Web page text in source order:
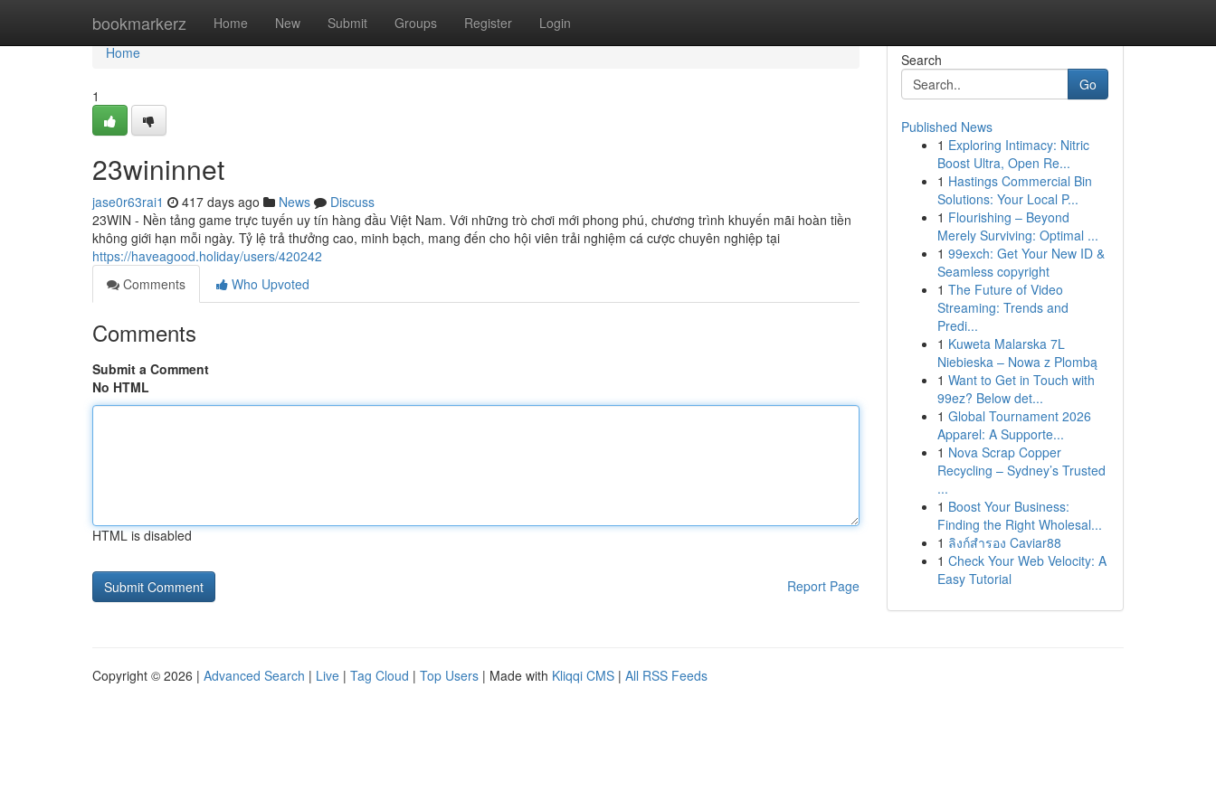
bookmarkerz Home New Submit Groups Register Login
Home
Home
1
23wininnet
jase0r63rai1 417 days ago News
Discuss
23WIN - Nền tảng game trực tuyến uy tín hàng đầu Việt Nam. Với những trò chơi mới phong phú, chương trình khuyến mãi hoàn tiền
không giới hạn mỗi ngày. Tỷ lệ trả thưởng cao, minh bạch, mang đến cho hội viên trải nghiệm cá cược chuyên nghiệp tại
https://haveagood.holiday/users/420242
Comments
Who Upvoted
Comments
Submit a Comment
No HTML
HTML is disabled
Report Page
Search
Go
Published News
1 Exploring Intimacy: Nitric
Boost Ultra, Open Re...
1 Hastings Commercial Bin
Solutions: Your Local P...
1 Flourishing – Beyond
Merely Surviving: Optimal ...
1 99exch: Get Your New ID &
Seamless copyright
1 The Future of Video
Streaming: Trends and
Predi...
1 Kuweta Malarska 7L
Niebieska – Nowa z Plombą
1 Want to Get in Touch with
99ez? Below det...
1 Global Tournament 2026
Apparel: A Supporte...
1 Nova Scrap Copper
Recycling – Sydney’s Trusted
...
1 Boost Your Business:
Finding the Right Wholesal...
1 ลิงก์สำรอง Caviar88
1 Check Your Web Velocity: A
Easy Tutorial
Copyright © 2026 | Advanced Search | Live | Tag Cloud | Top Users | Made with Kliqqi CMS | All RSS Feeds